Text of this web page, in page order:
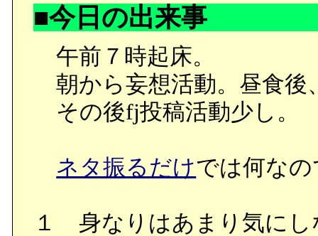
■今日の出来事
午前７時起床。
朝から妄想活動。昼食後
その後fj投稿活動少し。
ネタ振るだけでは何な
１ 身なりはあまり気にし